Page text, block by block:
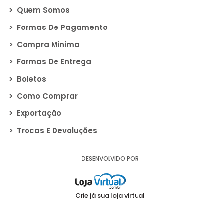
> Quem Somos
> Formas De Pagamento
> Compra Minima
> Formas De Entrega
> Boletos
> Como Comprar
> Exportação
> Trocas E Devoluções
DESENVOLVIDO POR
Crie já sua loja virtual